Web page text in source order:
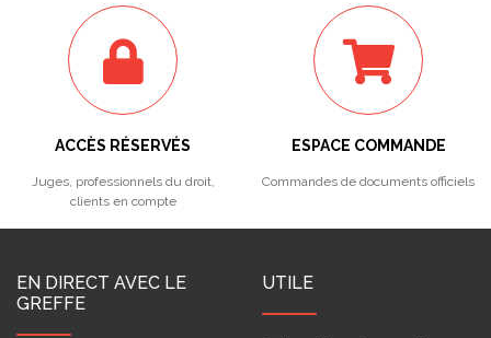
ACCÈS RÉSERVÉS
Juges, professionnels du droit,
clients en compte
ESPACE COMMANDE
Commandes de documents officiels
EN DIRECT AVEC LE
GREFFE
UTILE